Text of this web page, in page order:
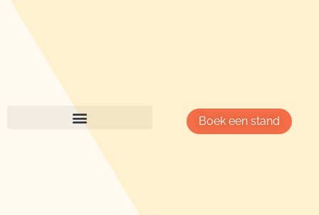
Boek een stand